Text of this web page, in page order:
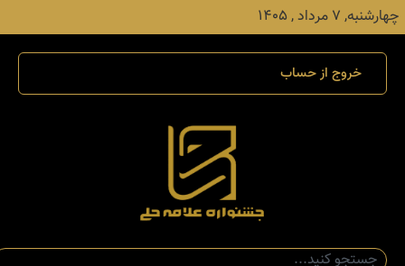
چهارشنبه, ۷ مرداد , ۱۴۰۵
خروج از حساب